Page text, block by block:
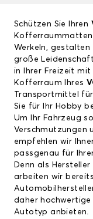
Schützen Sie Ihren
Werkeln, gestalten
große
in Ihrer Freizeit mit
Kofferraum Ihres
Transportmittel
Sie für Ihr Hobby
Um Ihr Fahrzeug
Verschmutzungen
empfehlen wir
passgenau für
Denn als
arbeiten wir
daher
Autotyp anbieten.